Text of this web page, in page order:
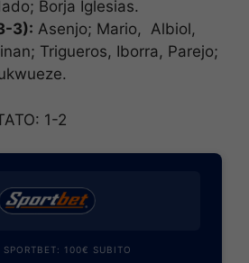
Borja Iglesias.
3): Asenjo; Mario, Albiol,
Trigueros, Iborra, Parejo;
1-2
SPORTBET: 100€ SUBITO